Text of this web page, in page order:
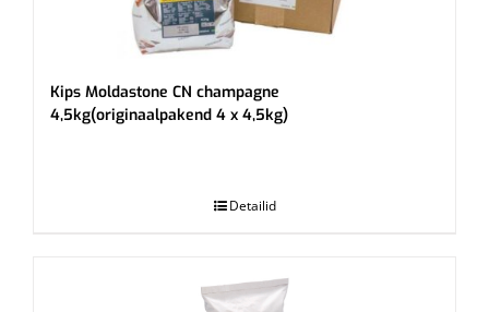
Kips Moldastone CN champagne
4,5kg(originaalpakend 4 x 4,5kg)
Detailid